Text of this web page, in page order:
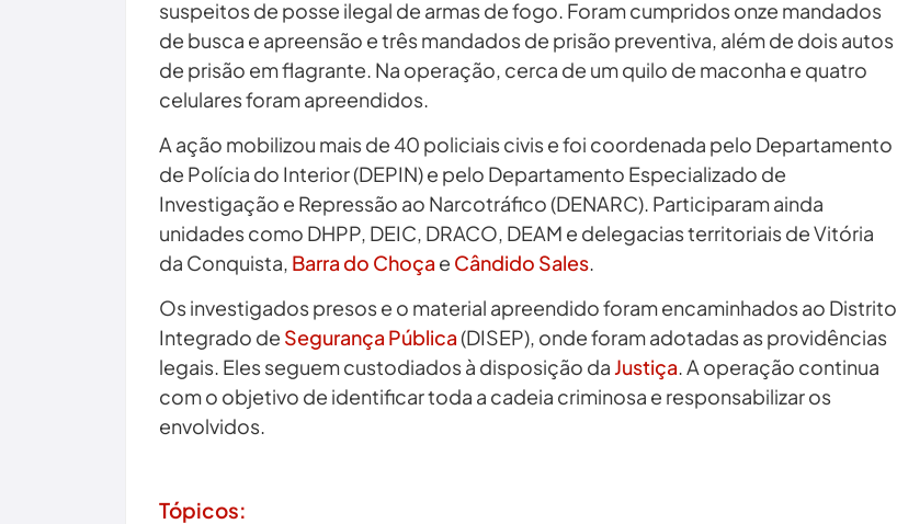
suspeitos de posse ilegal de armas de fogo. Foram cumpridos onze mandados
de busca e apreensão e três mandados de prisão preventiva, além de dois autos
de prisão em flagrante. Na operação, cerca de um quilo de maconha e quatro
celulares foram apreendidos.
A ação mobilizou mais de 40 policiais civis e foi coordenada pelo Departamento
de Polícia do Interior (DEPIN) e pelo Departamento Especializado de
Investigação e Repressão ao Narcotráfico (DENARC). Participaram ainda
unidades como DHPP, DEIC, DRACO, DEAM e delegacias territoriais de Vitória
da Conquista, Barra do Choça e Cândido Sales.
Os investigados presos e o material apreendido foram encaminhados ao Distrito
Integrado de Segurança Pública(DISEP), onde foram adotadas as providências
legais. Eles seguem custodiados à disposição da Justiça. A operação continua
com o objetivo de identificar toda a cadeia criminosa e responsabilizar os
envolvidos.
Tópicos: